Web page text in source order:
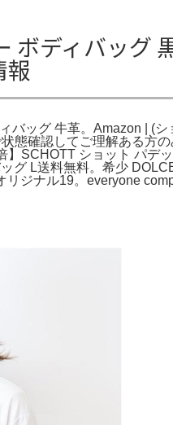
ディバッグ
報
バッグ 牛革。Amazon | (
態確認してご理解ある方
SCHOTT ショット パデ
グ L送料無料。希少
ジナル19。everyone